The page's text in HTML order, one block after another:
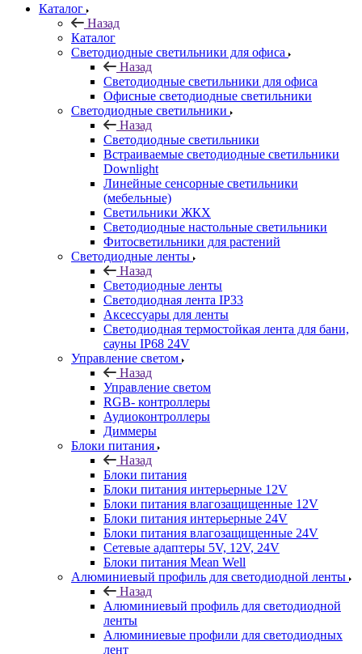
Каталог
Назад
Каталог
Светодиодные светильники для офиса
Назад
Светодиодные светильники для офиса
Офисные светодиодные светильники
Светодиодные светильники
Назад
Светодиодные светильники
Встраиваемые светодиодные светильники
Downlight
Линейные сенсорные светильники
(мебельные)
Светильники ЖКХ
Светодиодные настольные светильники
Фитосветильники для растений
Светодиодные ленты
Назад
Светодиодные ленты
Светодиодная лента IP33
Аксессуары для ленты
Светодиодная термостойкая лента для бани,
сауны IP68 24V
Управление светом
Назад
Управление светом
RGB- контроллеры
Аудиоконтроллеры
Диммеры
Блоки питания
Назад
Блоки питания
Блоки питания интерьерные 12V
Блоки питания влагозащищенные 12V
Блоки питания интерьерные 24V
Блоки питания влагозащищенные 24V
Сетевые адаптеры 5V, 12V, 24V
Блоки питания Mean Well
Алюминиевый профиль для светодиодной ленты
Назад
Алюминиевый профиль для светодиодной
ленты
Алюминиевые профили для светодиодных
лент